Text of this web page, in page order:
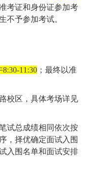
考证和身份证参加考
不予参加考试。
8:30-11:30 ；最终以准
校区，具体考场详见
试总成绩相同依次按
，择优确定面试入围
入围名单和面试安排